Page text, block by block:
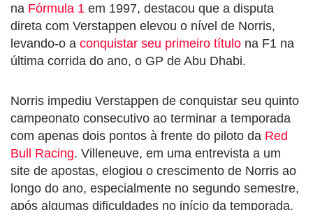
na Fórmula 1 em 1997, destacou que a disputa
direta com Verstappen elevou o nível de Norris,
levando-o a conquistar seu primeiro título na F1 na
última corrida do ano, o GP de Abu Dhabi.
Norris impediu Verstappen de conquistar seu quinto
campeonato consecutivo ao terminar a temporada
com apenas dois pontos à frente do piloto da Red
Bull Racing. Villeneuve, em uma entrevista a um
site de apostas, elogiou o crescimento de Norris ao
longo do ano, especialmente no segundo semestre,
após algumas dificuldades no início da temporada.